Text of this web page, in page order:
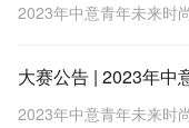
2023年中意青年未来时
大赛公告 | 2023年中
2023年中意青年未来时